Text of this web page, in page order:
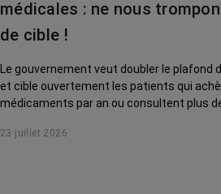
médicales : ne nous
de cible !
Le gouvernement veut doubler le
et cible ouvertement les patients qui
médicaments par an ou consultent plus
chroniques, et en premier lieu les
23 juillet 2026